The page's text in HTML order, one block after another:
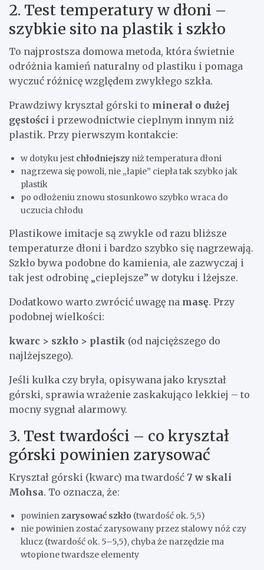
2. Test temperatury w dłoni –
szybkie sito na plastik i szkło
To najprostsza domowa metoda, która świetnie
odróżnia kamień naturalny od plastiku i pomaga
wyczuć różnicę względem zwykłego szkła.
Prawdziwy kryształ górski to minerał o dużej
gęstości i przewodnictwie cieplnym innym niż
plastik. Przy pierwszym kontakcie:
w dotyku jest chłodniejszy niż temperatura dłoni
nagrzewa się powoli, nie „łapie” ciepła tak szybko jak
plastik
po odłożeniu znowu stosunkowo szybko wraca do
uczucia chłodu
Plastikowe imitacje są zwykle od razu bliższe
temperaturze dłoni i bardzo szybko się nagrzewają.
Szkło bywa podobne do kamienia, ale zazwyczaj i
tak jest odrobinę „cieplejsze” w dotyku i lżejsze.
Dodatkowo warto zwrócić uwagę na masę. Przy
podobnej wielkości:
kwarc > szkło > plastik (od najcięższego do
najlżejszego).
Jeśli kulka czy bryła, opisywana jako kryształ
górski, sprawia wrażenie zaskakująco lekkiej – to
mocny sygnał alarmowy.
3. Test twardości – co kryształ
górski powinien zarysować
Kryształ górski (kwarc) ma twardość 7 w skali
Mohsa. To oznacza, że:
powinienzarysować szkło (twardość ok. 5,5)
nie powinien zostać zarysowany przez stalowy nóż czy
klucz (twardość ok. 5–5,5), chyba że narzędzie ma
wtopione twardsze elementy